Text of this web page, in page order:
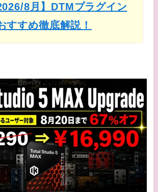
8月】DTMプラグイン
すすめ徹底解説！